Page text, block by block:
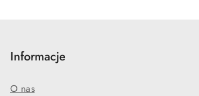
Informacje
O nas